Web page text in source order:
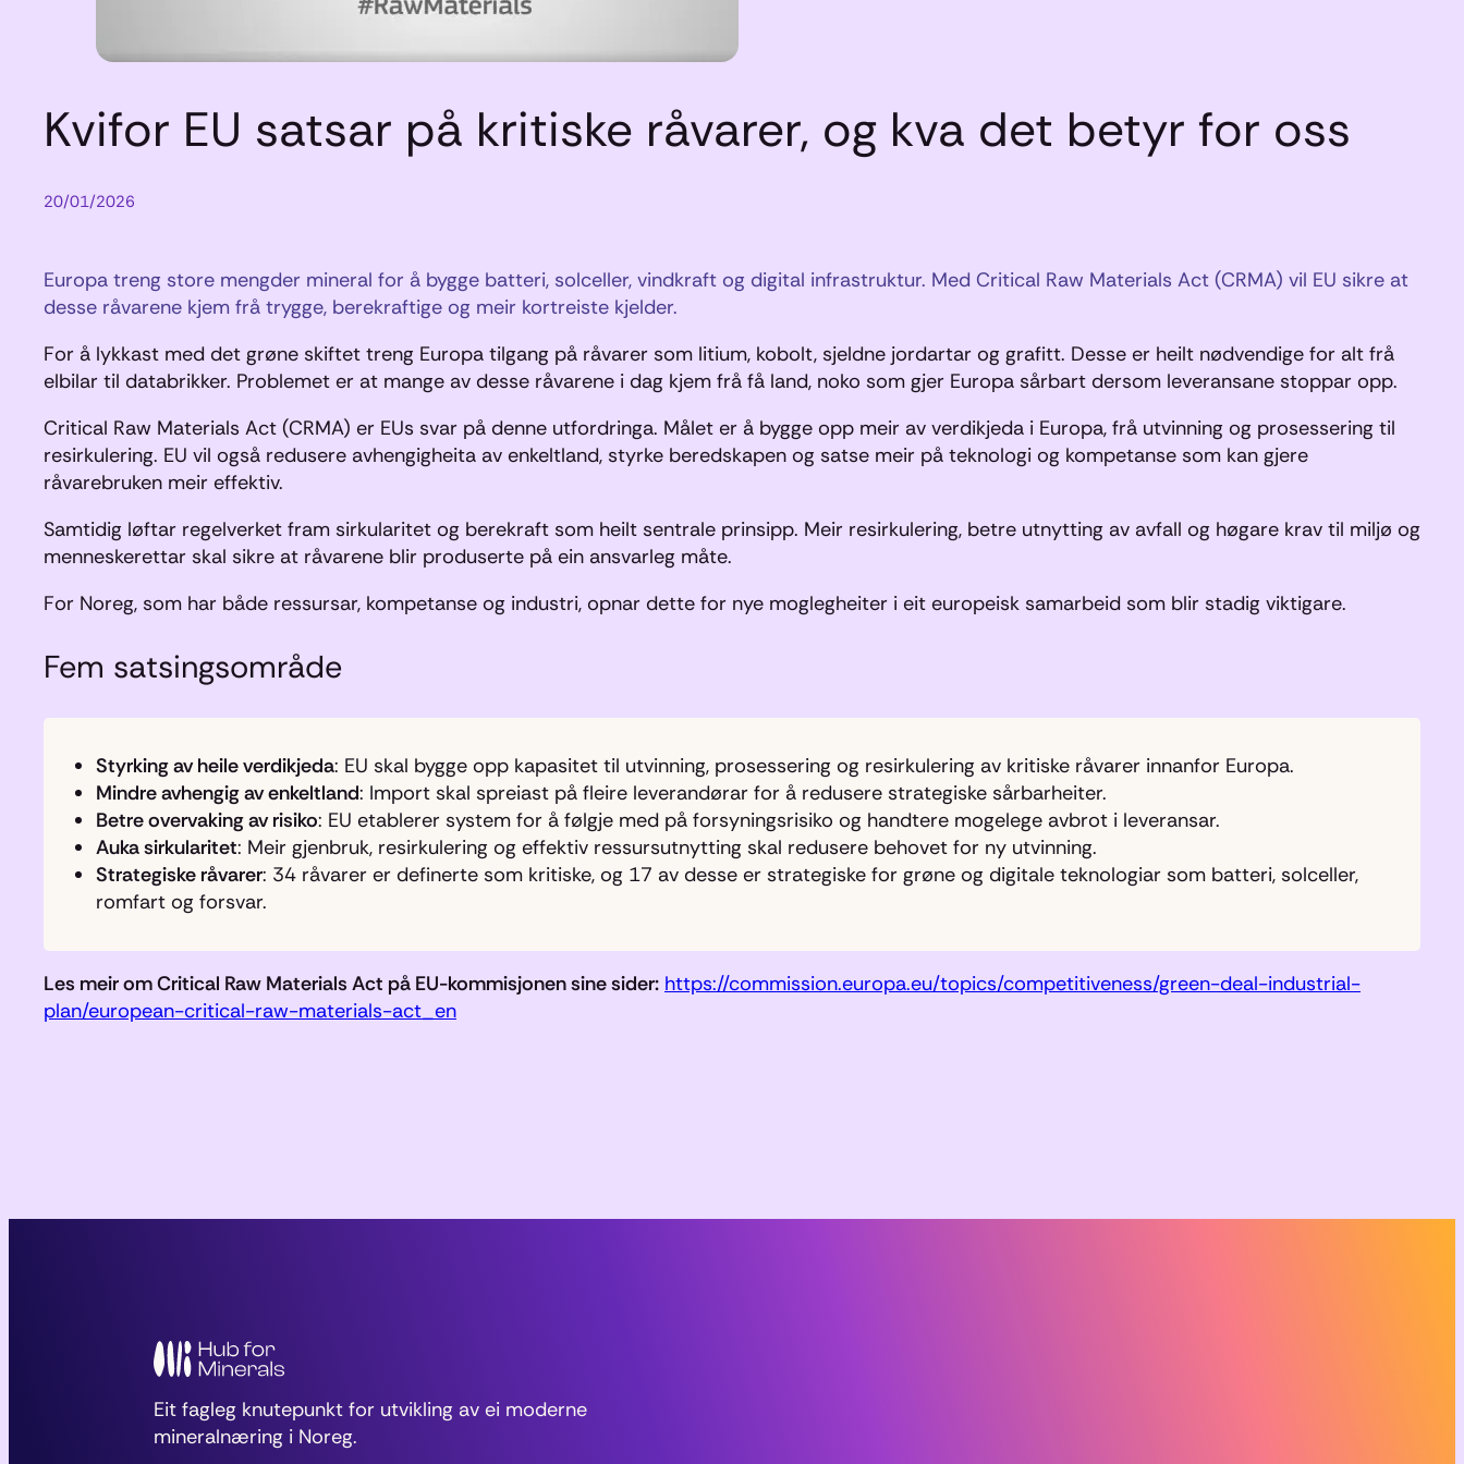
Kvifor EU satsar på kritiske råvarer, og kva det betyr for oss
20/01/2026
Europa treng store mengder mineral for å bygge batteri, solceller, vindkraft og digital infrastruktur. Med Critical Raw Materials Act (CRMA) vil EU sikre at
desse råvarene kjem frå trygge, berekraftige og meir kortreiste kjelder.
For å lykkast med det grøne skiftet treng Europa tilgang på råvarer som litium, kobolt, sjeldne jordartar og grafitt. Desse er heilt nødvendige for alt frå
elbilar til databrikker. Problemet er at mange av desse råvarene i dag kjem frå få land, noko som gjer Europa sårbart dersom leveransane stoppar opp.
Critical Raw Materials Act (CRMA) er EUs svar på denne utfordringa. Målet er å bygge opp meir av verdikjeda i Europa, frå utvinning og prosessering til
resirkulering. EU vil også redusere avhengigheita av enkeltland, styrke beredskapen og satse meir på teknologi og kompetanse som kan gjere
råvarebruken meir effektiv.
Samtidig løftar regelverket fram sirkularitet og berekraft som heilt sentrale prinsipp. Meir resirkulering, betre utnytting av avfall og høgare krav til miljø og
menneskerettar skal sikre at råvarene blir produserte på ein ansvarleg måte.
For Noreg, som har både ressursar, kompetanse og industri, opnar dette for nye moglegheiter i eit europeisk samarbeid som blir stadig viktigare.
Fem satsingsområde
Styrking av heile verdikjeda: EU skal bygge opp kapasitet til utvinning, prosessering og resirkulering av kritiske råvarer innanfor Europa.
Mindre avhengig av enkeltland: Import skal spreiast på fleire leverandørar for å redusere strategiske sårbarheiter.
Betre overvaking av risiko: EU etablerer system for å følgje med på forsyningsrisiko og handtere mogelege avbrot i leveransar.
Auka sirkularitet: Meir gjenbruk, resirkulering og effektiv ressursutnytting skal redusere behovet for ny utvinning.
Strategiske råvarer: 34 råvarer er definerte som kritiske, og 17 av desse er strategiske for grøne og digitale teknologiar som batteri, solceller,
romfart og forsvar.
Les meir om Critical Raw Materials Act på EU-kommisjonen sine sider: https://commission.europa.eu/topics/competitiveness/green-deal-industrial-
plan/european-critical-raw-materials-act_en
Eit fagleg knutepunkt for utvikling av ei moderne
mineralnæring i Noreg.